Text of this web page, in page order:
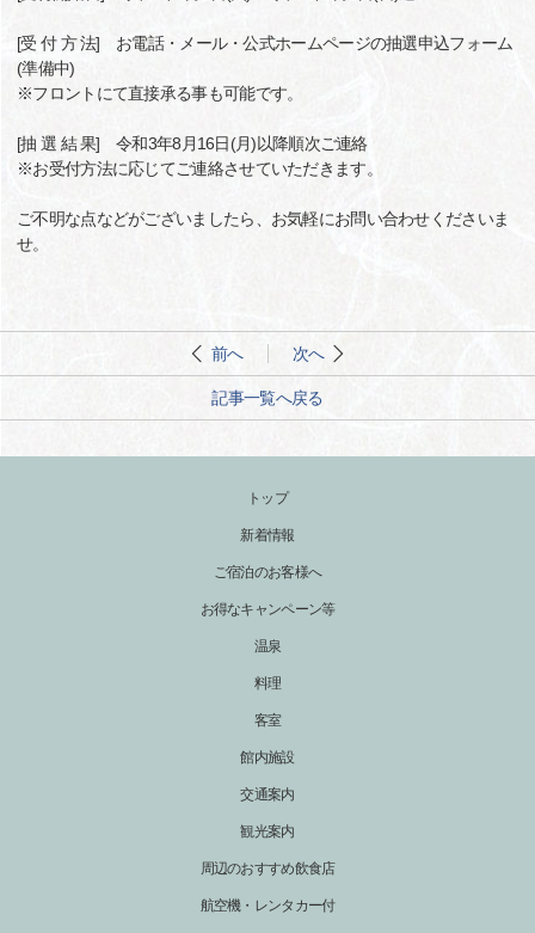
[受 付 方 法] お電話・メール・公式ホームページの抽選申込フォーム
(準備中)
※フロントにて直接承る事も可能です。
[抽 選 結 果] 令和3年8月16日(月)以降順次ご連絡
※お受付方法に応じてご連絡させていただきます。
ご不明な点などがございましたら、お気軽にお問い合わせくださいま
せ。
前へ 次へ
記事一覧へ戻る
トップ
新着情報
ご宿泊のお客様へ
お得なキャンペーン等
温泉
料理
客室
館内施設
交通案内
観光案内
周辺のおすすめ飲食店
航空機・レンタカー付